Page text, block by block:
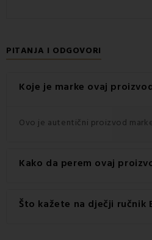
PITANJA I ODGOVORI
Koje je marke ovaj
Ovo je autentični proizvod
Kako da perem ovaj
Za najbolje rezultate preporučuje
proizvoda na 60 °C.
Što kažete na dječji ručnik